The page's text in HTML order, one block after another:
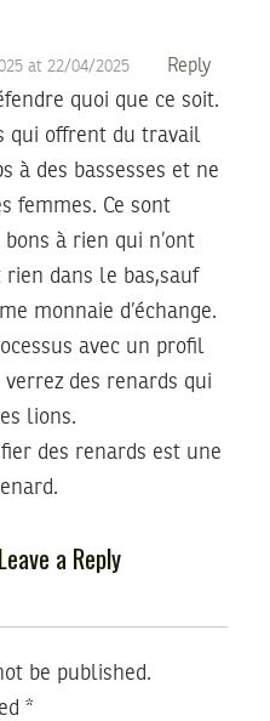
at 22/04/2025 Reply
quoi que ce soit.
qui offrent du travail
à des bassesses et ne
femmes. Ce sont
à rien qui n’ont
dans le bas,sauf
monnaie d’échange.
avec un profil
des renards qui
lions.
des renards est une
Leave a Reply
be published.
*